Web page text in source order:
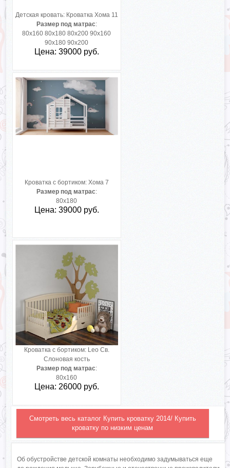
Детская кровать: Кроватка Хома 11
Размер под матрас:
80х160 80х180 80х200 90х160
90х180 90х200
Цена: 39000 руб.
Кроватка с бортиком: Хома 7
Размер под матрас:
80х180
Цена: 39000 руб.
Кроватка с бортиком: Leo Св.
Слоновая кость
Размер под матрас:
80х160
Цена: 26000 руб.
Смотреть весь каталог Купить кроватку 2014/ Купить
кроватку по низким ценам
Об обустройстве детской комнаты необходимо задумываться еще